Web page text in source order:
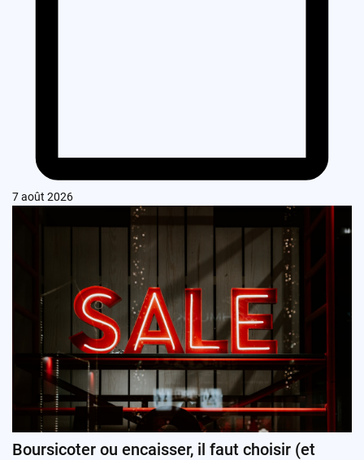
7 août 2026
Boursicoter ou encaisser, il faut choisir (et